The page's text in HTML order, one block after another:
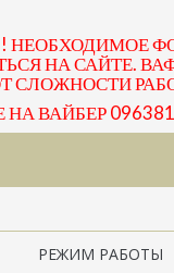
НЕОБХОДИМОЕ
НА САЙТЕ.
СЛОЖНОСТИ
ВАЙБЕР
РЕЖИМ РАБОТЫ